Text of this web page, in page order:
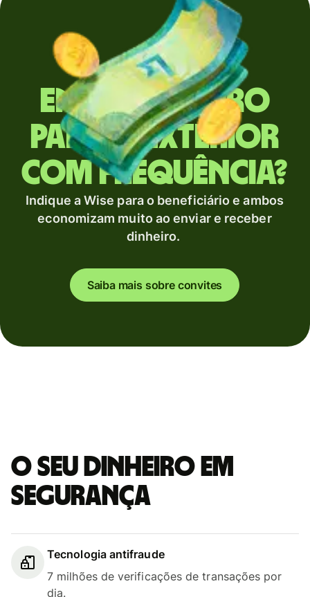
Envia dinheiro
para o exterior
com frequência?
Indique a Wise para o beneficiário e ambos
economizam muito ao enviar e receber
dinheiro.
Saiba mais sobre convites
O seu dinheiro em
segurança
Tecnologia antifraude
7 milhões de verificações de transações por
dia.